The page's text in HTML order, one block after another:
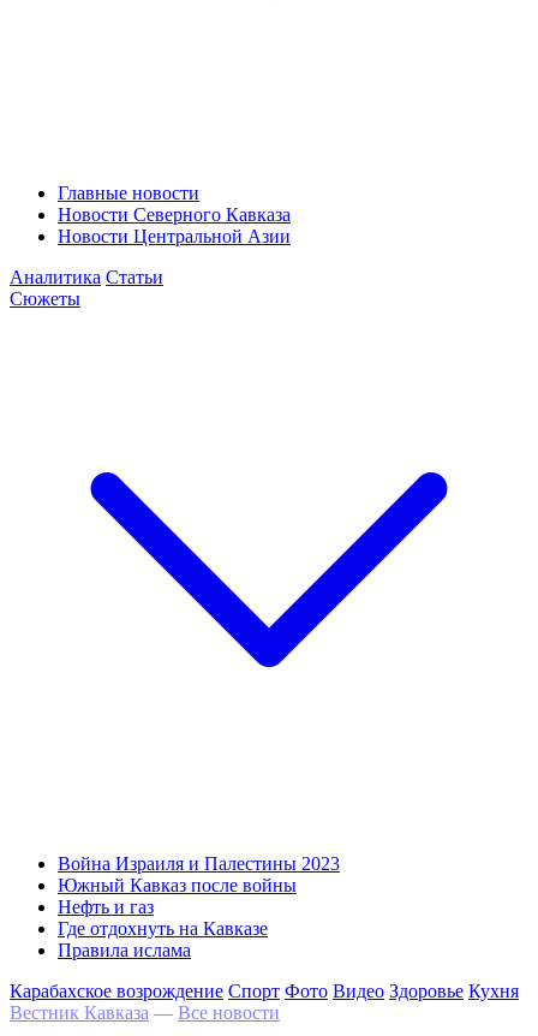
Главные новости
Новости Северного Кавказа
Новости Центральной Азии
Аналитика Статьи
Сюжеты
Война Израиля и Палестины 2023
Южный Кавказ после войны
Нефть и газ
Где отдохнуть на Кавказе
Правила ислама
Карабахское возрождение Спорт Фото Видео Здоровье Кухня
Вестник Кавказа — Все новости